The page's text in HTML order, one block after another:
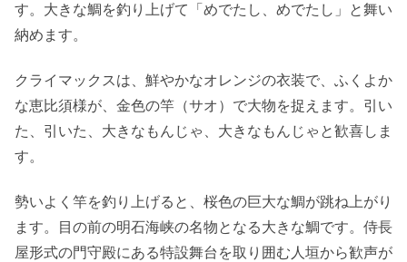
す。大きな鯛を釣り上げて「めでたし、めでたし」と舞い
納めます。
クライマックスは、鮮やかなオレンジの衣装で、ふくよか
な恵比須様が、金色の竿（サオ）で大物を捉えます。引い
た、引いた、大きなもんじゃ、大きなもんじゃと歓喜しま
す。
勢いよく竿を釣り上げると、桜色の巨大な鯛が跳ね上がり
ます。目の前の明石海峡の名物となる大きな鯛です。侍長
屋形式の門守殿にある特設舞台を取り囲む人垣から歓声が